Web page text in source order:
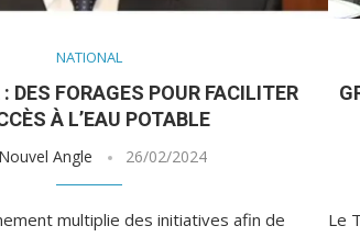
NATIONAL
DES FORAGES POUR FACILITER
À L’EAU POTABLE
Nouvel Angle 26/02/2024
multiplie des initiatives afin de
Le